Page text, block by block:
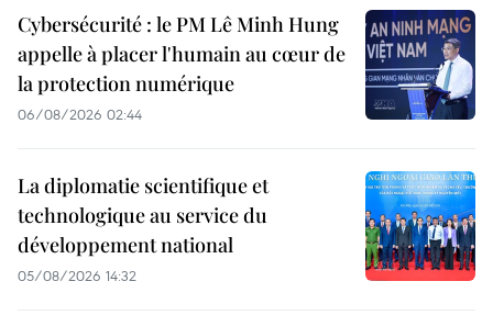
Cybersécurité : le PM Lê Minh Hung
appelle à placer l'humain au cœur de
la protection numérique
06/08/2026 02:44
La diplomatie scientifique et
technologique au service du
développement national
05/08/2026 14:32